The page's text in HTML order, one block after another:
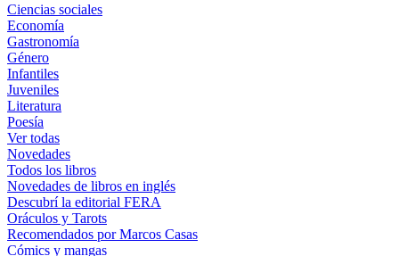
Ciencias sociales
Economía
Gastronomía
Género
Infantiles
Juveniles
Literatura
Poesía
Ver todas
Novedades
Todos los libros
Novedades de libros en inglés
Descubrí la editorial FERA
Oráculos y Tarots
Recomendados por Marcos Casas
Cómics y mangas